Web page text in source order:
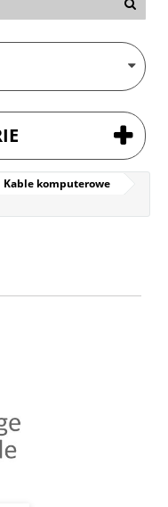
Kable komputerowe